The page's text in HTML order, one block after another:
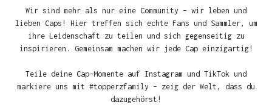
Wir sind mehr als nur eine Community – wir leben und
lieben Caps! Hier treffen sich echte Fans und Sammler, um
ihre Leidenschaft zu teilen und sich gegenseitig zu
inspirieren. Gemeinsam machen wir jede Cap einzigartig!
Teile deine Cap-Momente auf Instagram und TikTok und
markiere uns mit #topperzfamily – zeig der Welt, dass du
dazugehörst!